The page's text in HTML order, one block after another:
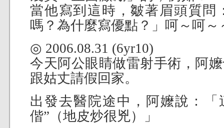
當他寫到這時，皺著眉頭質問
嗎？為什麼寫優點？」呵～呵～
◎ 2006.08.31 (6yr10)
今天阿公眼睛做雷射手術，阿
跟姑丈請假回家。
出發去醫院途中，阿嬤說：
偕”（地皮炒很兇）」